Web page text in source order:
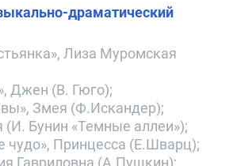
драматический
Лиза Муромская
Джен (В. Гюго);
Змея (Ф.Искандер);
(И. Бунин «Темные аллеи»);
чудо», Принцесса (Е.Шварц);
Гавриловна (А.Пушкин);